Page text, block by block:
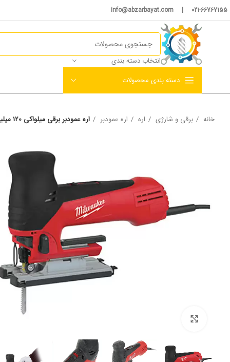
021-66767155 | info@abzarbayat.com
انتخاب دسته بندی
دسته بندی محصولات
خانه برقی و شارژی اره اره عمودبر اره عمودبر برقی میلواکی 120 میلیمتر مدل JS120X